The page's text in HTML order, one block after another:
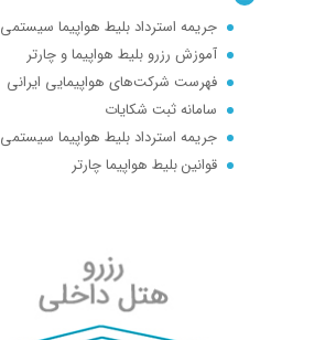
جریمه استرداد بلیط هواپیما سیستمی
آموزش رزرو بلیط هواپیما و چارتر
فهرست شرکت‌های هواپیمایی ایرانی
سامانه ثبت شکایات
جریمه استرداد بلیط هواپیما سیستمی
قوانین بلیط هواپیما چارتر